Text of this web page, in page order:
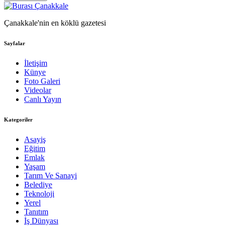
Çanakkale'nin en köklü gazetesi
Sayfalar
İletişim
Künye
Foto Galeri
Videolar
Canlı Yayın
Kategoriler
Asayiş
Eğitim
Emlak
Yaşam
Tarım Ve Sanayi
Belediye
Teknoloji
Yerel
Tanıtım
İş Dünyası